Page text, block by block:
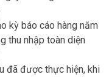
kỳ báo cáo hàng năm
thu nhập toàn diện
đã được thực hiện, khi